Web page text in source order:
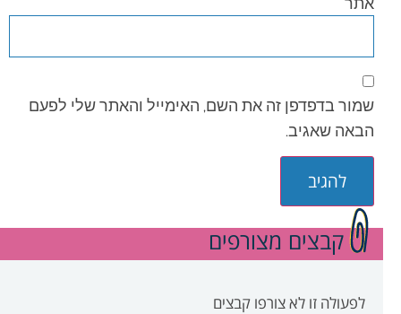
שמור בדפדפן זה את השם, האימייל והאתר שלי לפעם
הבאה שאגיב.
קבצים מצורפים
לפעולה זו לא צורפו קבצים